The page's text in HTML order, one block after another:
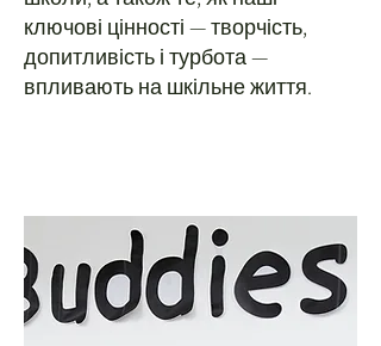
ключові цінності — творчість,
допитливість і турбота —
впливають на шкільне життя.